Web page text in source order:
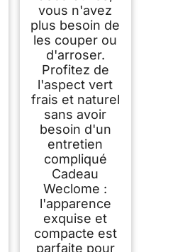
vous n'avez
plus besoin de
les couper ou
d'arroser.
Profitez de
l'aspect vert
frais et naturel
sans avoir
besoin d'un
entretien
compliqué
Cadeau
Weclome :
l'apparence
exquise et
compacte est
parfaite pour